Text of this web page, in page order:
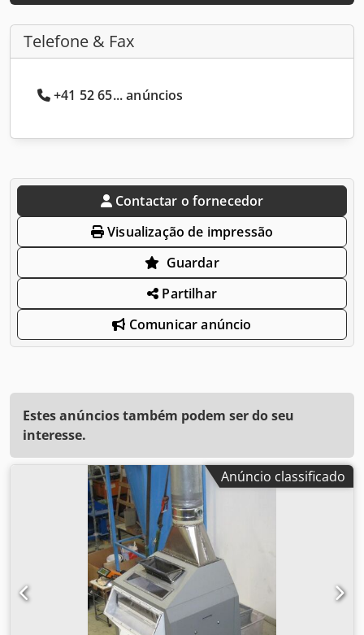
Telefone & Fax
+41 52 65... anúncios
Contactar o fornecedor
Visualização de impressão
Guardar
Partilhar
Comunicar anúncio
Estes anúncios também podem ser do seu
interesse.
Anúncio classificado